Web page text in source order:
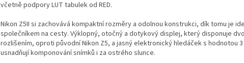
včetně podpory LUT tabulek od RED.
Nikon Z5II si zachovává kompaktní rozměry a odolnou konstrukci, dík tomu je
společníkem na cesty. Výklopný, otočný a dotykový displej, který disponuje
rozlišením, oproti původní Nikon Z5, a jasný elektronický hledáček s hodnotou 3
usnadňují komponování snímků i za ostrého slunce.